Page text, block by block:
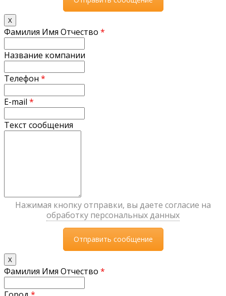
X
Фамилия Имя Отчество *
Название компании
Телефон *
E-mail *
Текст сообщения
Нажимая кнопку отправки, вы даете согласие на
обработку персональных данных
X
Фамилия Имя Отчество *